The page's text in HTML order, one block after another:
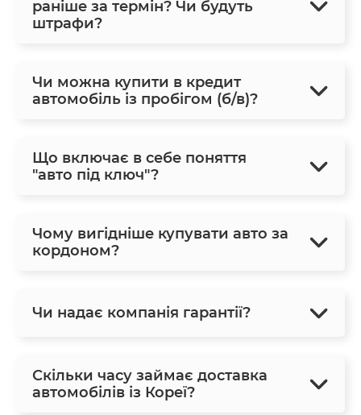
раніше за термін? Чи будуть
штрафи?
Чи можна купити в кредит
автомобіль із пробігом (б/в)?
Що включає в себе поняття
"авто під ключ"?
Чому вигідніше купувати авто за
кордоном?
Чи надає компанія гарантії?
Скільки часу займає доставка
автомобілів із Кореї?